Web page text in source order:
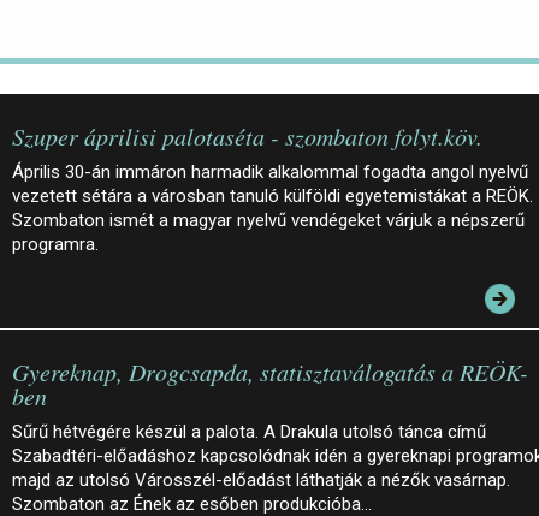
Szuper áprilisi palotaséta - szombaton folyt.köv.
Április 30-án immáron harmadik alkalommal fogadta angol nyelvű
vezetett sétára a városban tanuló külföldi egyetemistákat a REÖK.
Szombaton ismét a magyar nyelvű vendégeket várjuk a népszerű
programra.
Gyereknap, Drogcsapda, statisztaválogatás a REÖK-
ben
Sűrű hétvégére készül a palota. A Drakula utolsó tánca című
Szabadtéri-előadáshoz kapcsolódnak idén a gyereknapi
majd az utolsó Városszél-előadást láthatják a nézők vasárnap.
Szombaton az Ének az esőben produkcióba…